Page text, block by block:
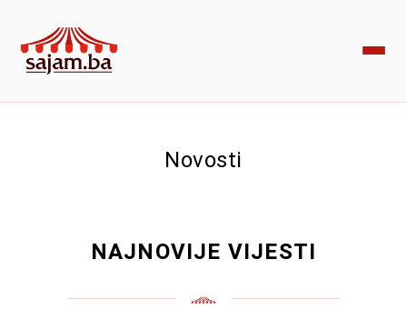
Novosti
NAJNOVIJE VIJESTI